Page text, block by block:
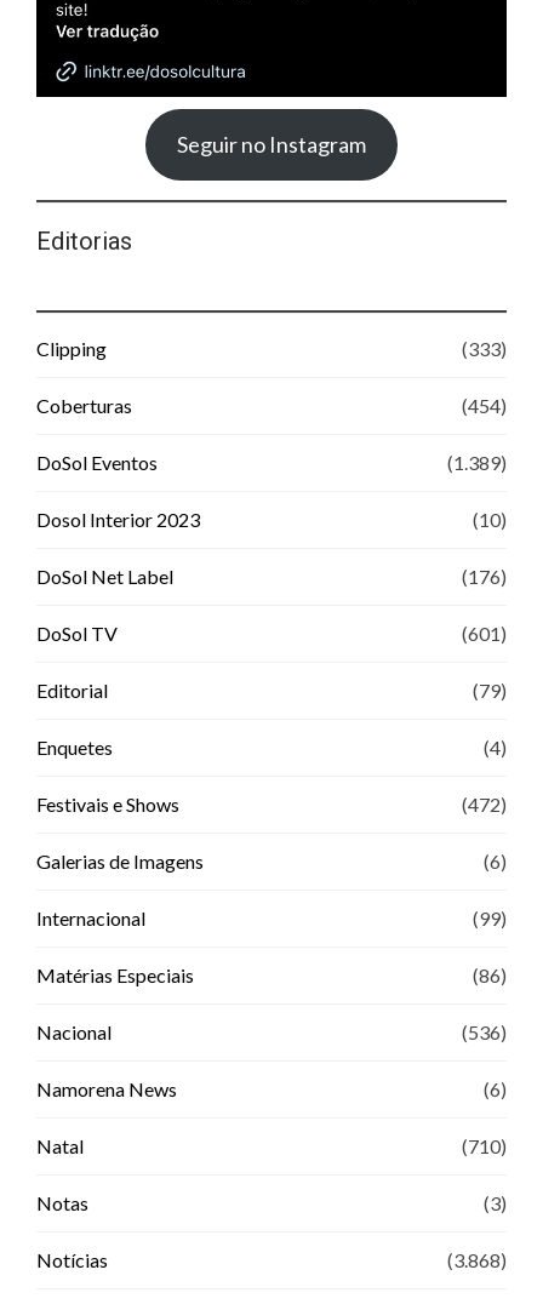
Seguir no Instagram
Editorias
Clipping (333)
Coberturas (454)
DoSol Eventos (1.389)
Dosol Interior 2023 (10)
DoSol Net Label (176)
DoSol TV (601)
Editorial (79)
Enquetes (4)
Festivais e Shows (472)
Galerias de Imagens (6)
Internacional (99)
Matérias Especiais (86)
Nacional (536)
Namorena News (6)
Natal (710)
Notas (3)
Notícias (3.868)